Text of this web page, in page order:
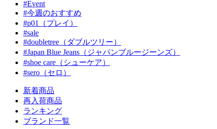
#Event
#今週のおすすめ
#p01（プレイ）
#sale
#doubletree（ダブルツリー）
#Japan Blue Jeans（ジャパンブルージーンズ）
#shoe care（シューケア）
#sero（セロ）
新着商品
再入荷商品
ランキング
ブランド一覧